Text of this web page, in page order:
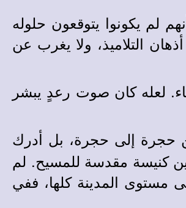
لم يكونوا يتوقعون حلوله
التلاميذ، ولا يغرب عن
لعله كان صوت رعدٍ يبشر
حجرة إلى حجرة، بل أدرك
كنيسة مقدسة للمسيح. لم
مستوى المدينة كلها، ففي